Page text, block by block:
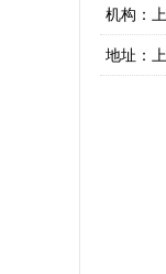
机构：
地址：